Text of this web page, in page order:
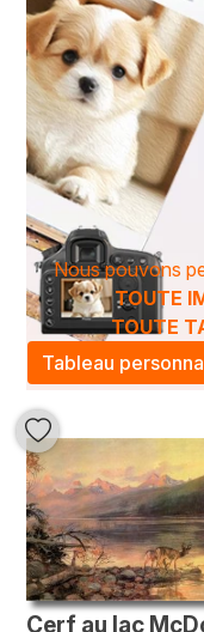
Nous pouvons
TOUTE
TOUTE
Tableau